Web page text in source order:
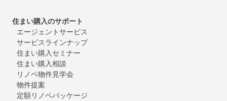
住まい購入のサポート
エージェントサービス
サービスラインナップ
住まい購入セミナー
住まい購入相談
リノベ物件見学会
物件提案
定額リノベパッケージ